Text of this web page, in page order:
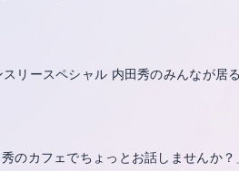
スリースペシャル 内田秀のみんなが居
のカフェでちょっとお話しませんか？